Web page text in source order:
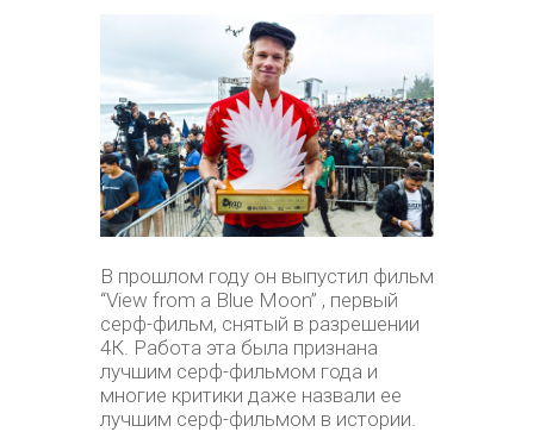
В прошлом году он выпустил фильм
“View from a Blue Moon” , первый
серф-фильм, снятый в разрешении
4К. Работа эта была признана
лучшим серф-фильмом года и
многие критики даже назвали ее
лучшим серф-фильмом в истории.